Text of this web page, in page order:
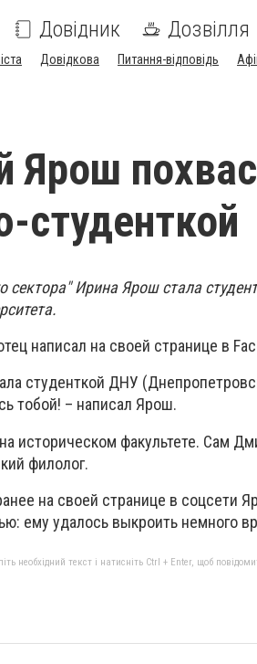
Довідник Дозвілля
Довідкова Питання-відповідь
Ярош
студенткой
сектора" Ирина Ярош стала
написал на своей странице в
студенткой ДНУ
тобой! – написал Ярош.
историческом факультете. Сам
филолог.
на своей странице в соцсети
ему удалось выкроить немного
необхідний текст і натисніть Ctrl + Enter, щоб